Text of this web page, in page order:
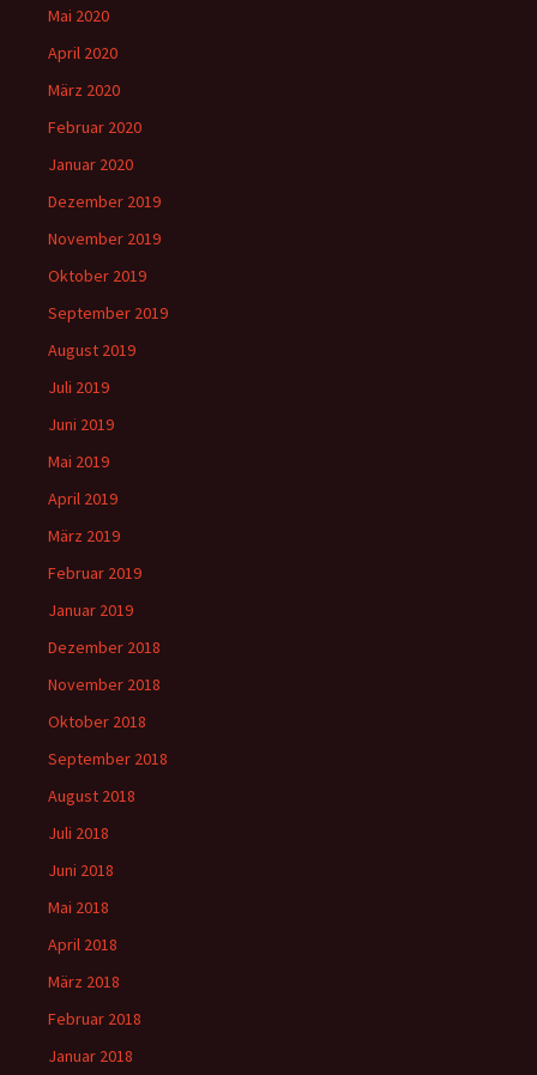
Mai 2020
April 2020
März 2020
Februar 2020
Januar 2020
Dezember 2019
November 2019
Oktober 2019
September 2019
August 2019
Juli 2019
Juni 2019
Mai 2019
April 2019
März 2019
Februar 2019
Januar 2019
Dezember 2018
November 2018
Oktober 2018
September 2018
August 2018
Juli 2018
Juni 2018
Mai 2018
April 2018
März 2018
Februar 2018
Januar 2018